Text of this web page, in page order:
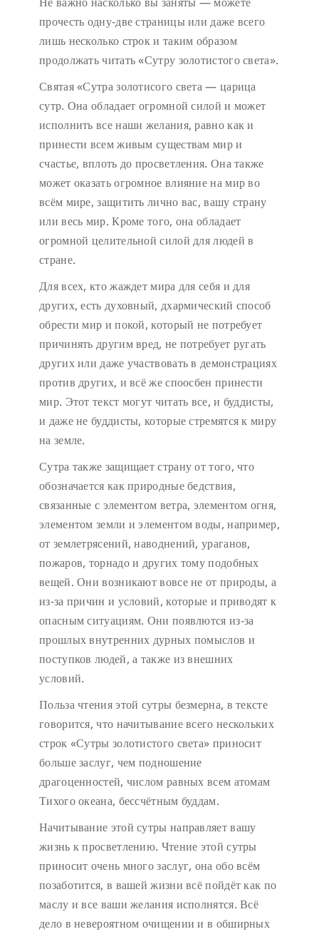
прочесть одну-две страницы или даже всего
лишь несколько строк и таким образом
продолжать читать «Сутру золотистого света».
Святая «Сутра золотисого света — царица
сутр. Она обладает огромной силой и может
исполнить все наши желания, равно как и
принести всем живым существам мир и
счастье, вплоть до просветления. Она также
может оказать огромное влияние на мир во
всём мире, защитить лично вас, вашу страну
или весь мир. Кроме того, она обладает
огромной целительной силой для людей в
стране.
Для всех, кто жаждет мира для себя и для
других, есть духовный, дхармический способ
обрести мир и покой, который не потребует
причинять другим вред, не потребует ругать
других или даже участвовать в демонстрациях
против других, и всё же споосбен принести
мир. Этот текст могут читать все, и буддисты,
и даже не буддисты, которые стремятся к миру
на земле.
Сутра также защищает страну от того, что
обозначается как природные бедствия,
связанные с элементом ветра, элементом огня,
элементом земли и элементом воды, например,
от землетрясений, наводнений, ураганов,
пожаров, торнадо и других тому подобных
вещей. Они возникают вовсе не от природы, а
из-за причин и условий, которые и приводят к
опасным ситуациям. Они появлются из-за
прошлых внутренних дурных помыслов и
поступков людей, а также из внешних
условий.
Польза чтения этой сутры безмерна, в тексте
говорится, что начитывание всего нескольких
строк «Сутры золотистого света» приносит
больше заслуг, чем подношение
драгоценностей, числом равных всем атомам
Тихого океана, бессчётным буддам.
Начитывание этой сутры направляет вашу
жизнь к просветлению. Чтение этой сутры
приносит очень много заслуг, она обо всём
позаботится, в вашей жизни всё пойдёт как по
маслу и все ваши желания исполнятся. Всё
дело в невероятном очищении и в обширных